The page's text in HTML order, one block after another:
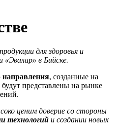
для здоровья и
«Эвалар» в Бийске.
направления, созданные на
представлены на рынке
ценим доверие со стороны
технологий и создании новых